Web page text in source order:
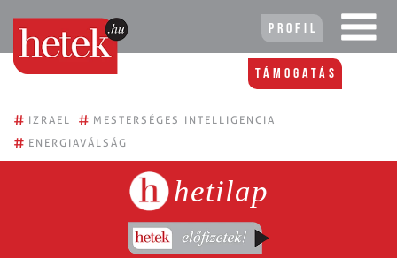
Profil
Támogatás
# IZRAEL # MESTERSÉGES INTELLIGENCIA
# ENERGIAVÁLSÁG
hetilap